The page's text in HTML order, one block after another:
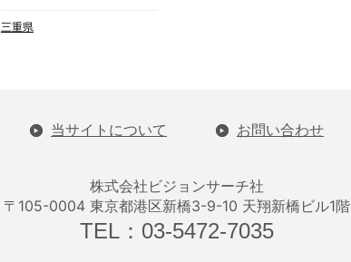
三重県
当サイトについて お問い合わせ
株式会社ビジョンサーチ社
〒105-0004 東京都港区新橋3-9-10 天翔新橋ビル1階
TEL：03-5472-7035